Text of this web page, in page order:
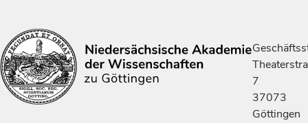
7
37073
Göttingen